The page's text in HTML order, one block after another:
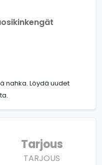
nahka. Löydä uudet
Tarjous
TARJOUS